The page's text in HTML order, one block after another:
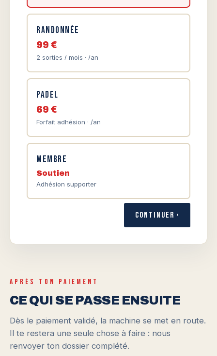
Randonnée
99 €
2 sorties / mois · /an
Padel
69 €
Forfait adhésion · /an
Membre
Soutien
Adhésion supporter
Continuer ›
APRÈS TON PAIEMENT
CE QUI SE PASSE ENSUITE
Dès le paiement validé, la machine se met en route.
Il te restera une seule chose à faire : nous
renvoyer ton dossier complété.